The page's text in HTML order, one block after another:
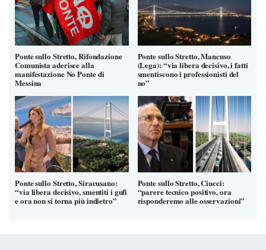
Ponte sullo Stretto, Rifondazione
Comunista aderisce alla
manifestazione No Ponte di
Messina
Ponte sullo Stretto, Mancuso
(Lega): “via libera decisivo, i fatti
smentiscono i professionisti del
no”
Ponte sullo Stretto, Siracusano:
“via libera decisivo, smentiti i gufi
e ora non si torna più indietro”
Ponte sullo Stretto, Ciucci:
“parere tecnico positivo, ora
risponderemo alle osservazioni”